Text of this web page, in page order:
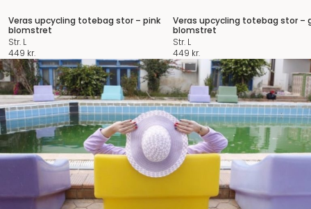
Veras upcycling totebag stor – pink
blomstret
Str. L
449 kr.
Veras upcycling totebag stor –
blomstret
Str. L
449 kr.